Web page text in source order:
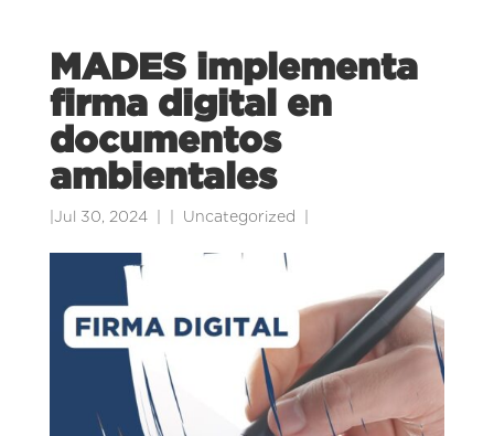
MADES implementa
firma digital en
documentos
ambientales
Jul 30, 2024 Uncategorized